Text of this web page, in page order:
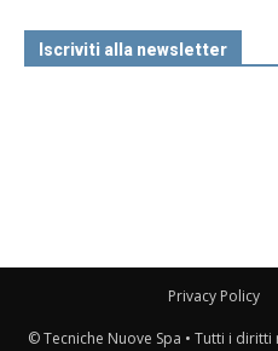
Iscriviti alla newsletter
Privacy Policy
© Tecniche Nuove Spa • Tutti i diritti